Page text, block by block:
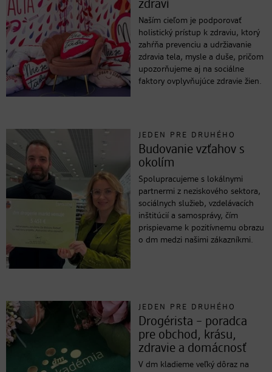
zdraví
Naším cieľom je podporovať
holistický prístup k zdraviu, ktorý
zahŕňa prevenciu a udržiavanie
zdravia tela, mysle a duše, pričom
upozorňujeme aj na sociálne
faktory ovplyvňujúce zdravie žien.
JEDEN PRE DRUHÉHO
Budovanie vzťahov s
okolím
Spolupracujeme s lokálnymi
partnermi z neziskového sektora,
sociálnych služieb, vzdelávacích
inštitúcií a samosprávy, čím
prispievame k pozitívnemu obrazu
o dm medzi našimi zákazníkmi.
JEDEN PRE DRUHÉHO
Drogérista – poradca
pre obchod, krásu,
zdravie a domácnosť
V dm kladieme veľký dôraz na